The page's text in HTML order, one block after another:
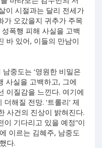
이 시절과는 달리 전세가
가 오갔을지 귀추가 주목
폭행 피해 사실을 고백
바 있어, 이들의 만남이
중도는 ‘영원한 비밀은
사실을 고백하고, 그에
이질감을 느낀다. 여기에
해질 전망. ‘트롤리’ 제
사건의 진상이 밝혀진다.
기다리고 있을 예정”이
이르는 김혜주, 남중도
다.